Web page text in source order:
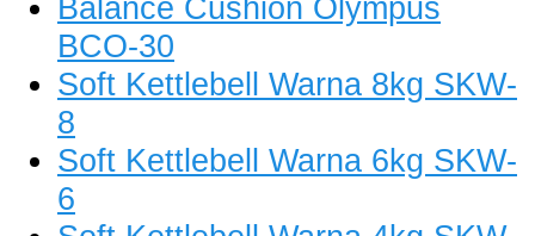
Balance Cushion Olympus
BCO-30
Soft Kettlebell Warna 8kg SKW-
8
Soft Kettlebell Warna 6kg SKW-
6